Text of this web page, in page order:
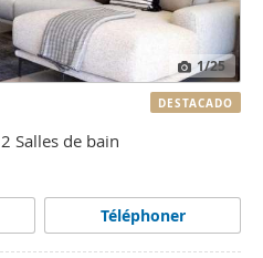
1/25
2 Salles de bain
Téléphoner
DESTACADO